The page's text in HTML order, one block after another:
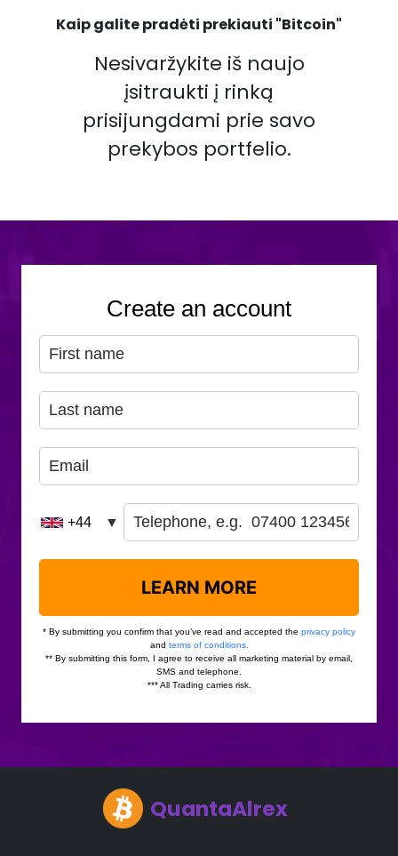
Kaip galite pradėti prekiauti "Bitcoin"
Nesivaržykite iš naujo
įsitraukti į rinką
prisijungdami prie savo
prekybos portfelio.
QuantaAlrex